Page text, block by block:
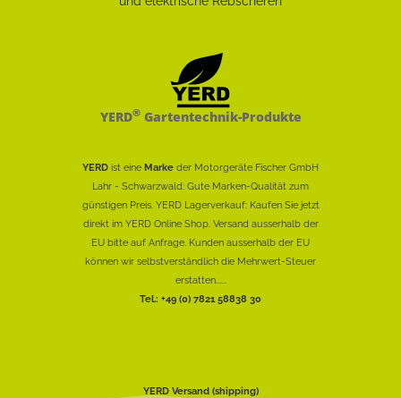
YERD®Gartentechnik-Produkte
YERD ist eine Marke der Motorgeräte Fischer GmbH
Lahr - Schwarzwald: Gute Marken-Qualität zum
günstigen Preis. YERD Lagerverkauf: Kaufen Sie jetzt
direkt im YERD Online Shop. Versand ausserhalb der
EU bitte auf Anfrage. Kunden ausserhalb der EU
können wir selbstverständlich die Mehrwert-Steuer
erstatten......
Tel.: +49 (0) 7821 58838 30
YERD Versand (shipping)